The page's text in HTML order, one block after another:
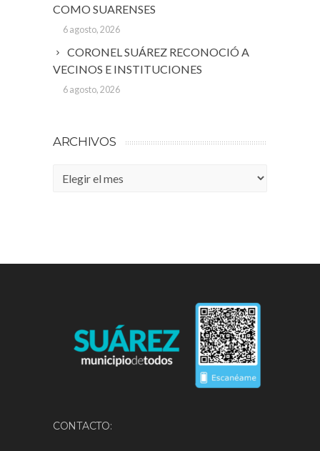
COMO SUARENSES
6 agosto, 2026
CORONEL SUÁREZ RECONOCIÓ A
VECINOS E INSTITUCIONES
6 agosto, 2026
ARCHIVOS
Archivos
CONTACTO: